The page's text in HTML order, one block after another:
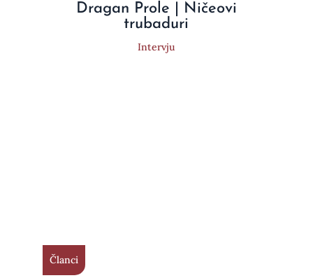
Dragan Prole | Ničeovi
trubaduri
Intervju
Članci